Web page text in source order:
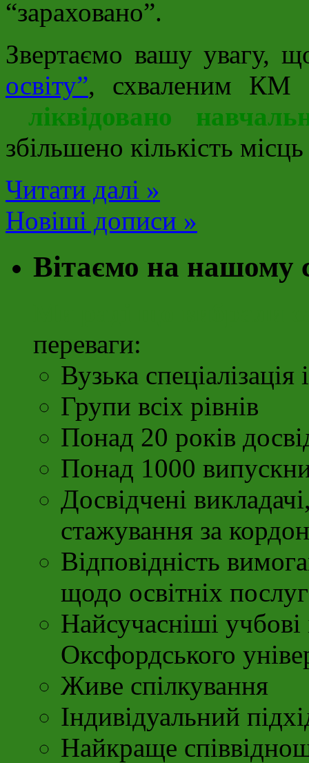
“зараховано”.
Звертаємо вашу увагу,
освіту”, схваленим КМ
ліквідовано
збільшено кількість
Читати далі »
Новіші дописи »
Вітаємо на нашому
переваги:
Вузька
Групи всіх рівнів
Понад 20 років
Понад 1000
Досвідчені
стажування за
Відповідність
щодо освітніх послуг
Найсучасніші учбові
Оксфордського
Живе спілкування
Індивідуальний
Найкраще